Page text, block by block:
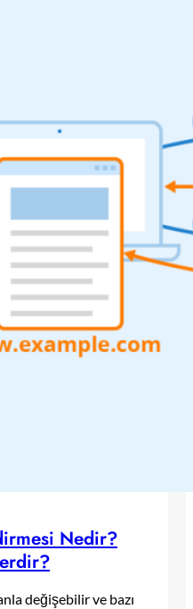
Nedir?
değişebilir ve bazı